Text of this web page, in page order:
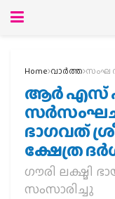
Home വാര്‍ത്ത സംഘ
ആർ എസ്
ഭാഗവത്
ക്ഷേത്ര
ഗൗരി ലക്ഷ്മി
സംസാരിച്ചു